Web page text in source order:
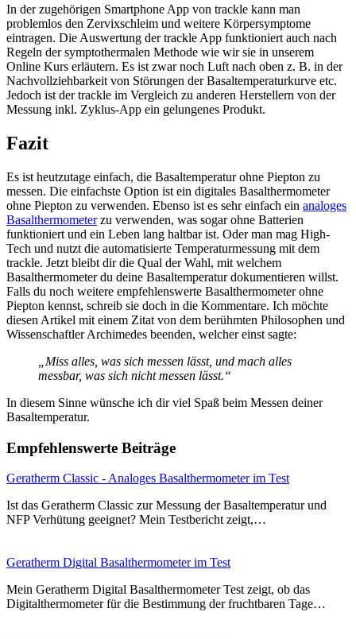
In der zugehörigen Smartphone App von trackle kann man
problemlos den Zervixschleim und weitere Körpersymptome
eintragen. Die Auswertung der trackle App funktioniert auch nach
Regeln der symptothermalen Methode wie wir sie in unserem
Online Kurs erläutern. Es ist zwar noch Luft nach oben z. B. in der
Nachvollziehbarkeit von Störungen der Basaltemperaturkurve etc.
Jedoch ist der trackle im Vergleich zu anderen Herstellern von der
Messung inkl. Zyklus-App ein gelungenes Produkt.
Fazit
Es ist heutzutage einfach, die Basaltemperatur ohne Piepton zu
messen. Die einfachste Option ist ein digitales Basalthermometer
ohne Piepton zu verwenden. Ebenso ist es sehr einfach ein analoges
Basalthermometerzu verwenden, was sogar ohne Batterien
funktioniert und ein Leben lang haltbar ist. Oder man mag High-
Tech und nutzt die automatisierte Temperaturmessung mit dem
trackle. Jetzt bleibt dir die Qual der Wahl, mit welchem
Basalthermometer du deine Basaltemperatur dokumentieren willst.
Falls du noch weitere empfehlenswerte Basalthermometer ohne
Piepton kennst, schreib sie doch in die Kommentare. Ich möchte
diesen Artikel mit einem Zitat von dem berühmten Philosophen und
Wissenschaftler Archimedes beenden, welcher einst sagte:
„Miss alles, was sich messen lässt, und mach alles
messbar, was sich nicht messen lässt.“
In diesem Sinne wünsche ich dir viel Spaß beim Messen deiner
Basaltemperatur.
Empfehlenswerte Beiträge
Geratherm Classic - Analoges Basalthermometer im Test
Ist das Geratherm Classic zur Messung der Basaltemperatur und
NFP Verhütung geeignet? Mein Testbericht zeigt,…
Geratherm Digital Basalthermometer im Test
Mein Geratherm Digital Basalthermometer Test zeigt, ob das
Digitalthermometer für die Bestimmung der fruchtbaren Tage…